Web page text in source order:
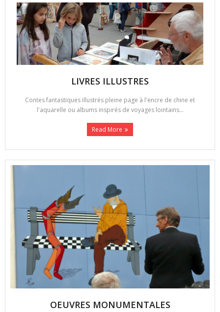
LIVRES ILLUSTRES
Contes fantastiques illustrés pleine page à l'encre de chine et
l'aquarelle ou albums inspirés de voyages lointains...
Read More
OEUVRES MONUMENTALES